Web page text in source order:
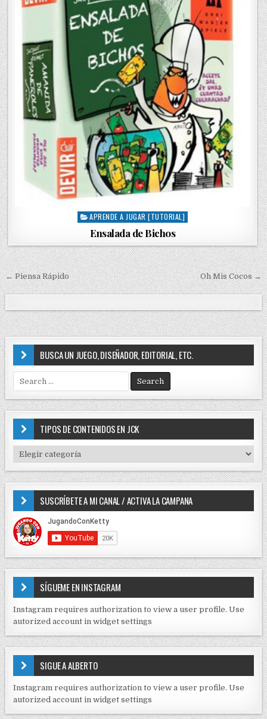
P
t
e
d
i
APRENDE A JUGAR [TUTORIAL]
Ensalada de Bichos
N
a
v
e
a
c
i
ó
n
e
e
n
r
a
d
← Piensa Rápido Oh Mis Cocos →
BUSCA UN JUEGO, DISEÑADOR, EDITORIAL, ETC.
e
a
r
o
r
:
TIPOS DE CONTENIDOS EN JCK
I
P
D
E
C
N
T
I
D
S
E
J
C
K
SUSCRÍBETE A MI CANAL / ACTIVA LA CAMPANA
SÍGUEME EN INSTAGRAM
Instagram requires authorization to view a user profile. Use
autorized account in widget settings
SIGUE A ALBERTO
Instagram requires authorization to view a user profile. Use
autorized account in widget settings